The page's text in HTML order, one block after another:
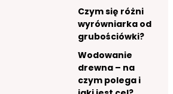
Czym się różni
wyrówniarka od
grubościówki?
Wodowanie
drewna – na
czym polega i